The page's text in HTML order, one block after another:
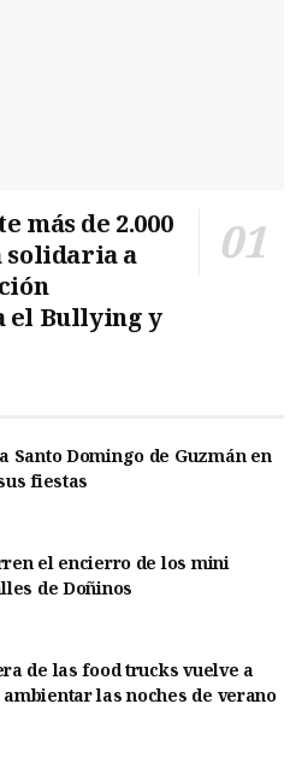
más de 2.000
solidaria a
el Bullying y
Santo Domingo de Guzmán en
fiestas
el encierro de los mini
de Doñinos
de las food trucks vuelve a
las noches de verano